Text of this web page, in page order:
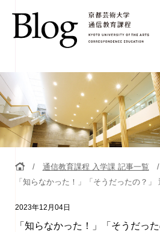
通信教育課程 入学課 記事一覧
「知らなかった！」「そうだったの？
2023年12月04日
「知らなかった！」「そうだっ